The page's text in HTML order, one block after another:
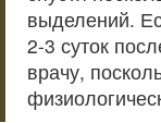
выделений.
2-3 суток
врачу,